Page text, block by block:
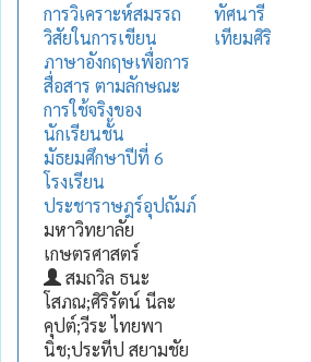
การวิเคราะห์สมรรถ
วิสัยในการเขียน
ภาษาอังกฤษเพื่อการ
สื่อสาร ตามลักษณะ
การใช้จริงของ
นักเรียนชั้น
มัธยมศึกษาปีที่ 6
โรงเรียน
ประชาราษฎร์อุปถัมภ์
มหาวิทยาลัย
เกษตรศาสตร์
สมถวิล ธนะ
โสภณ;ศิริรัตน์ นีละ
คุปต์;วีระ ไทยพา
นิช;ประทีป สยามชัย
ทัศนารี
เทียมศิริ